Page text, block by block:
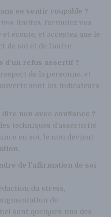
se sentir coupable ?
limites, formulez vos
écoute, et acceptez que le
de soi et de l’autre.
d’un refus assertif ?
de la personne, et
sont les indicateurs
non avec confiance ?
techniques d’assertivité
en soi, le non devient
.
de l’affirmation de soi
du stress,
de
sont quelques-uns des